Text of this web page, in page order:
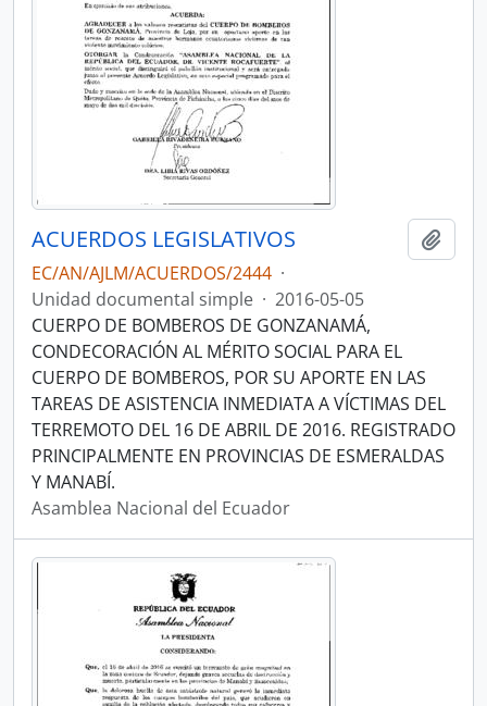
ACUERDOS LEGISLATIVOS
EC/AN/AJLM/ACUERDOS/2444 ·
Unidad documental simple · 2016-05-05
CUERPO DE BOMBEROS DE GONZANAMÁ,
CONDECORACIÓN AL MÉRITO SOCIAL PARA EL
CUERPO DE BOMBEROS, POR SU APORTE EN LAS
TAREAS DE ASISTENCIA INMEDIATA A VÍCTIMAS DEL
TERREMOTO DEL 16 DE ABRIL DE 2016. REGISTRADO
PRINCIPALMENTE EN PROVINCIAS DE ESMERALDAS
Y MANABÍ.
Asamblea Nacional del Ecuador